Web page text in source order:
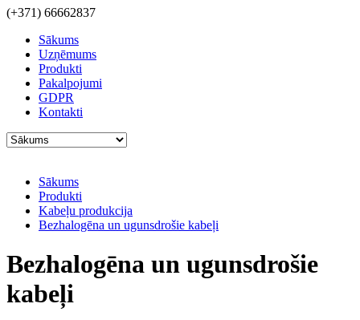
(+371) 66662837
Sākums
Uzņēmums
Produkti
Pakalpojumi
GDPR
Kontakti
Sākums
Produkti
Kabeļu produkcija
Bezhalogēna un ugunsdrošie kabeļi
Bezhalogēna un ugunsdrošie
kabeļi